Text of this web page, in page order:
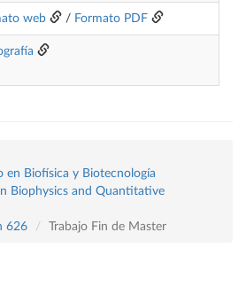
web / Formato PDF
en Biofísica y Biotecnología
Biophysics and Quantitative
626
Trabajo Fin de Master